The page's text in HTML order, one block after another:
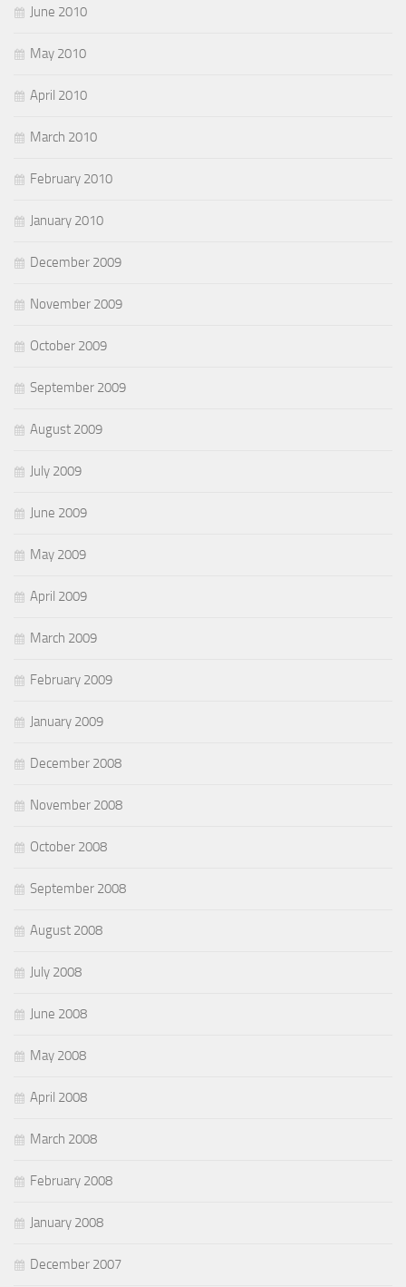
June 2010
May 2010
April 2010
March 2010
February 2010
January 2010
December 2009
November 2009
October 2009
September 2009
August 2009
July 2009
June 2009
May 2009
April 2009
March 2009
February 2009
January 2009
December 2008
November 2008
October 2008
September 2008
August 2008
July 2008
June 2008
May 2008
April 2008
March 2008
February 2008
January 2008
December 2007